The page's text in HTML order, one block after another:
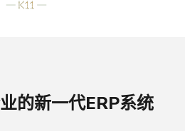
的新一代ERP系统